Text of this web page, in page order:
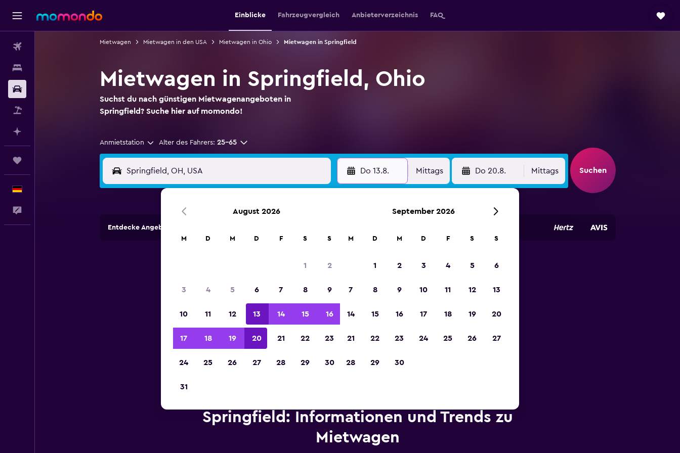
Einblicke Fahrzeugvergleich Anbieterverzeichnis FAQ
Mietwagen Mietwagen in den USA Mietwagen in Ohio Mietwagen in Springfield
Mietwagen in Springfield, Ohio
Suchst du nach günstigen Mietwagenangeboten in
Springfield? Suche hier auf momondo!
Anmietstation Alter des Fahrers: 25-65
Do 13.8. Mittags Do 20.8. Mittags Suchen
Entdecke Angebote von Autovermietungen an über 70.000 Standorten mit momondo.
Sieger 2023 gekürt
Springfield: Informationen und Trends zu
Mietwagen
August 2026
M D M D F S S
1 2
3 4 5 6 7 8 9
10 11 12 13 14 15 16
17 18 19 20 21 22 23
24 25 26 27 28 29 30
31
September 2026
M D M D F S S
1 2 3 4 5 6
7 8 9 10 11 12 13
14 15 16 17 18 19 20
21 22 23 24 25 26 27
28 29 30